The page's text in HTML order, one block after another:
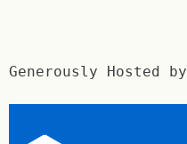
Generously Hosted